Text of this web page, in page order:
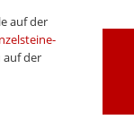
auf der
auf der